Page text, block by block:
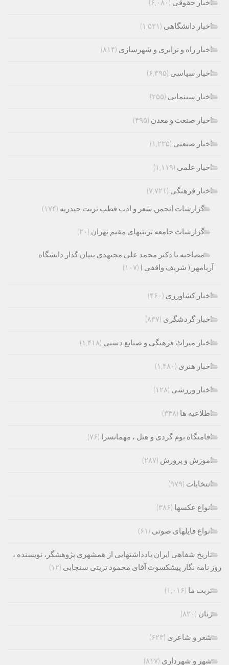
اخبار حقوقی (۶,۰۸۰)
اخبار دانشگاهی (۱,۵۲۱)
اخبار راه و ترابری و شهرسازی (۸۱۴)
اخبار سیاسی (۶,۳۹۵)
اخبار سینمایی (۲۵۵)
اخبار صنعت و معدن (۴۹۵)
اخبار صنعتی (۱,۲۳۵)
اخبار علمی (۱,۱۱۹)
اخبار فرهنگی (۷,۷۲۱)
گزارشات انجمن شعر و ادب قطب تربت حیدریه (۱۷۴)
گزارشات جامعه تربتیهای مقیم تهران (۲۰)
مصاحبه با دکتر محمد علی مجتهدی بنیان گذار دانشگاه
آریامهر ( شریف واقفی ) (۱۰۷)
اخبار کشاورزی (۴۶۰)
اخبار گردشگری (۸۳۷)
اخبار میراث فرهنگی و صنایع دستی (۱,۴۱۸)
اخبار هنری (۱,۴۸۰)
اخبار ورزشی (۱۲۸)
اطلاعیه ها (۳۴۸)
اقامتگاه بوم گردی و هتل ، مهمانسرا (۷۶)
اموزش و پرورش (۲۸۷)
انتخابات (۹۷۹)
انواع عکسها (۳۸۶)
انواع فایلهای صوتی (۶۱)
تاریخ شفاهی ایران یادداشتهایی از همشهری پژوهشگر، نویسنده ،
روز نامه نگار پیشکسوت آقای محمود تربتی سنجابی (۱۲)
تربت ما (۱,۰۱۶)
زنان (۸۲۰)
شعر و شاعری (۶۲۳)
شهر و شهرداری (۸۱۷)